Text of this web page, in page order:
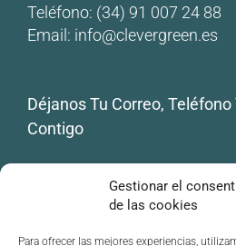
Gestionar el
de las cookies
Para ofrecer las mejores experiencias,
Teléfono: (34) 91 007 24 88
Email: info@clevergreen.es
Déjanos Tu Correo,
Contigo
Tu correo electrónico
Tu teléfono